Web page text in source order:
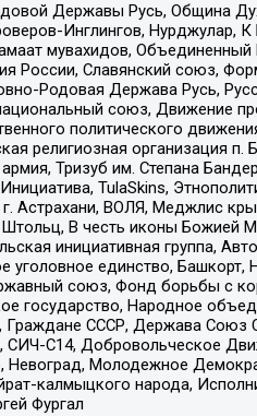
Державы Русь, Община
Инглингов, Нурджулар,
мувахидов,
России, Славянский союз,
Родовая Держава Русь,
союз, Движение
политического
религиозная организация
Тризуб им. Степана
TulaSkins,
Астрахани, ВОЛЯ, Меджлис
В честь иконы Божией
инициативная группа,
уголовное единство,
союз, Фонд борьбы с
государство, Народное
СССР, Держава Союз
С14, Добровольческое
Невоград, Молодежное
калмыцкого народа,
Фургал